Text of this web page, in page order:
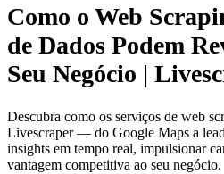
Como o Web
de Dados Podem
Seu Negócio |
Descubra como os serviços de web
Livescraper — do Google Maps a
insights em tempo real, impulsionar
vantagem competitiva ao seu negócio.